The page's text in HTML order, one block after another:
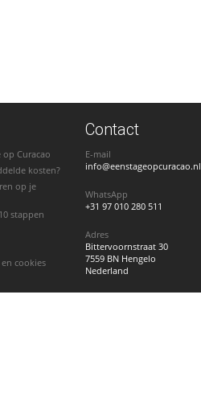
op Curacao
kosten?
op je
stappen
cookies
Contact
E-mail
info@eenstageopcuracao.nl
WhatsApp
+31 97 010 280 511
Adres
Bittervoornstraat 30
7559 BN Hengelo
Nederland